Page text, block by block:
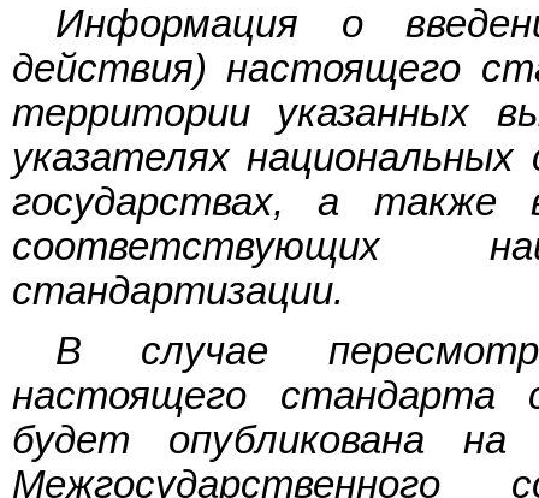
Информация о
действия) настоящего
территории указанных
указателях
государствах, а
соответствующих
стандартизации.
В случае
настоящего стандарта
будет опубликована